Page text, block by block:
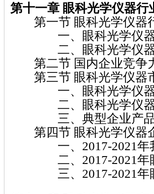
第十一章 眼科光学仪器行
第一节 眼科光学仪器
一、眼科光学仪器
二、眼科光学仪器
第二节 国内企业竞争
第三节 眼科光学仪器
一、眼科光学仪器
二、眼科光学仪器
三、典型企业产品
第四节 眼科光学仪器
一、2017-2021年我
二、2017-2021年眼
三、2017-2021年眼